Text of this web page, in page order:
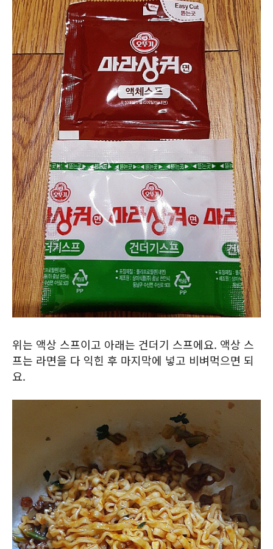
위는 액상 스프이고 아래는 건더기 스프에요. 액상 스
프는 라면을 다 익힌 후 마지막에 넣고 비벼먹으면 되
요.